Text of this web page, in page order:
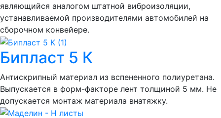
являющийся аналогом штатной виброизоляции,
устанавливаемой производителями автомобилей на
сборочном конвейере.
Бипласт 5 К
Антискрипный материал из вспененного полиуретана.
Выпускается в форм-факторе лент толщиной 5 мм. Не
допускается монтаж материала внатяжку.